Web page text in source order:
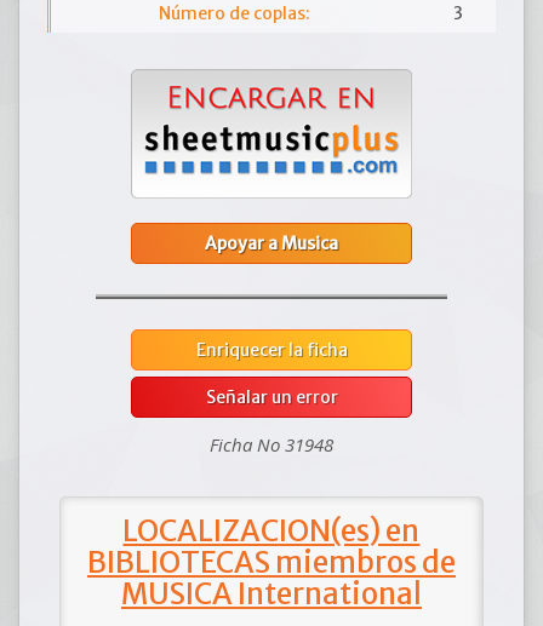
Número de coplas:
3
Apoyar a Musica
Enriquecer la ficha
Señalar un error
Ficha No 31948
LOCALIZACION(es) en
BIBLIOTECAS miembros de
MUSICA International